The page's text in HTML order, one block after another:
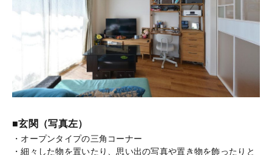
■玄関（写真左）
・オープンタイプの三角コーナー
・細々した物を置いたり、思い出の写真や置き物を飾ったりと